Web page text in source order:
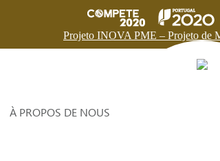
Projeto INOVA PME – Projeto de
À PROPOS DE NOUS